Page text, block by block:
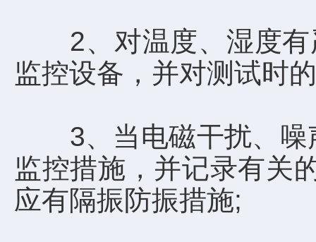
2、对温度、湿度有
监控设备，并对测试时
3、当电磁干扰、噪
监控措施，并记录有关
应有隔振防振措施;